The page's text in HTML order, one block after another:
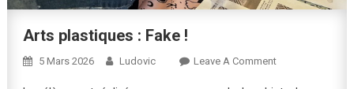
Arts plastiques : Fake !
5 Mars 2026 Ludovic Leave A CommentOn